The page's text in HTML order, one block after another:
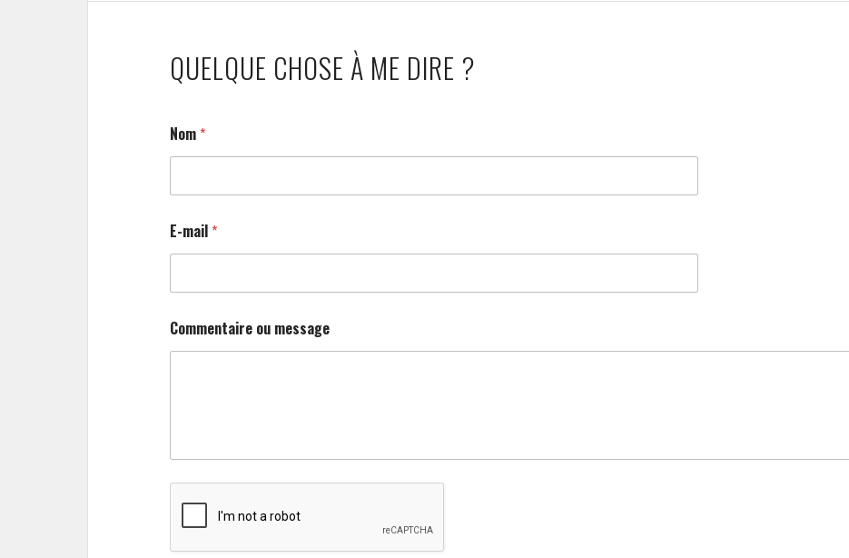
QUELQUE CHOSE À ME DIRE ?
Nom *
E-mail *
Commentaire ou message